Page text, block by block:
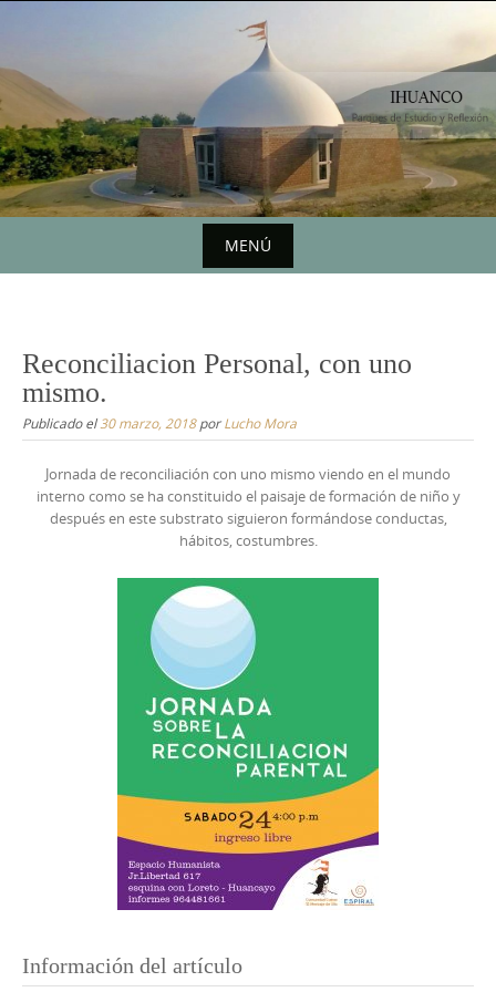
contenido
MENÚ
contenido
Reconciliacion Personal, con uno
mismo.
Publicado el 30 marzo, 2018porLucho Mora
Jornada de reconciliación con uno mismo viendo en el mundo
interno como se ha constituido el paisaje de formación de niño y
después en este substrato siguieron formándose conductas,
hábitos, costumbres.
Información del artículo